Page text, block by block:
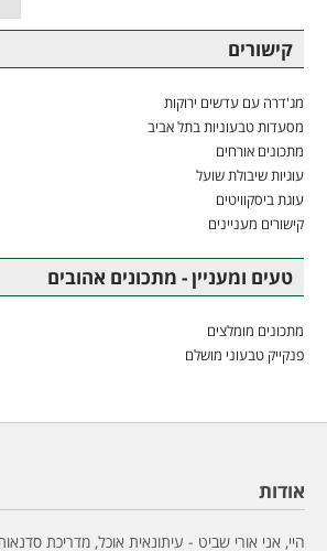
קישורים
מג'דרה עם עדשים ירוקות
מסעדות טבעוניות בתל אביב
מתכונים אורחים
עוגיות שיבולת שועל
עוגת ביסקוויטים
קישורים מעניינים
טעים ומעניין - מתכונים אהובים
מתכונים מומלצים
פנקייק טבעוני מושלם
אודות
היי, אני אורי שביט - עיתונאית אוכל, מדריכת